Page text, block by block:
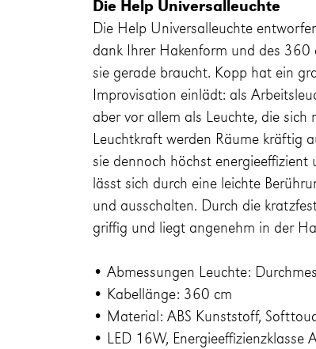
Die Help Universalleuchte
Die Help Universalleuchte
dank Ihrer Hakenform und des
sie gerade braucht. Kopp hat ein
Improvisation einlädt: als
aber vor allem als Leuchte, die
Leuchtkraft werden Räume kräftig
sie dennoch höchst
lässt sich durch eine leichte
und ausschalten. Durch die
griffig und liegt angenehm in der
• Abmessungen Leuchte:
• Kabellänge: 360 cm
• Material: ABS Kunststoff,
• LED 16W, Energieeffizienzklasse